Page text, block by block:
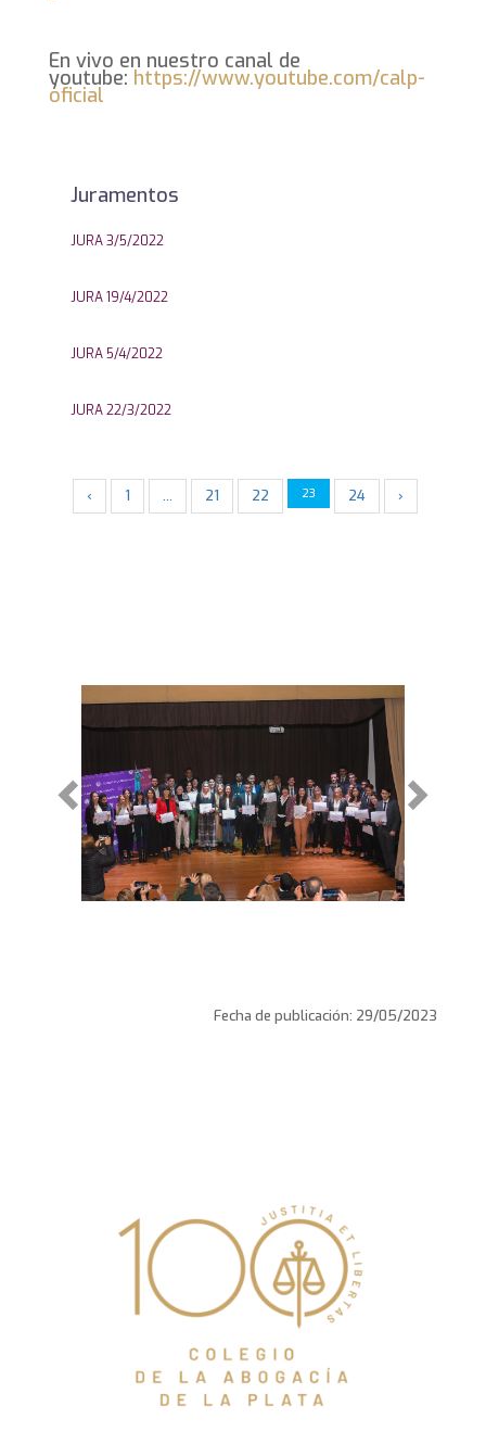
En vivo en nuestro canal de
youtube: https://www.youtube.com/calp-
oficial
Juramentos
JURA 3/5/2022
JURA 19/4/2022
JURA 5/4/2022
JURA 22/3/2022
‹ 1 … 21 22 23 24 ›
Fecha de publicación: 29/05/2023